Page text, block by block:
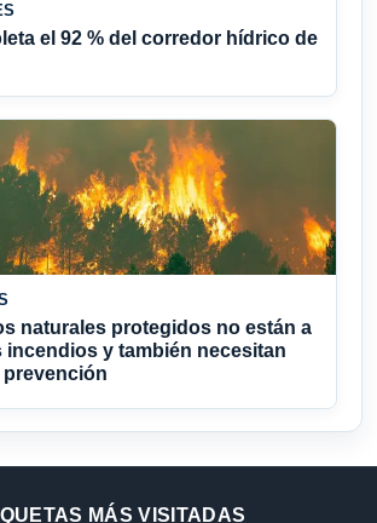
el 92 % del corredor hídrico de
naturales protegidos no están a
incendios y también necesitan
prevención
MÁS VISITADAS